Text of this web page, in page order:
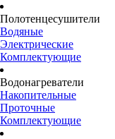
Полотенцесушители
Водяные
Электрические
Комплектующие
Водонагреватели
Накопительные
Проточные
Комплектующие